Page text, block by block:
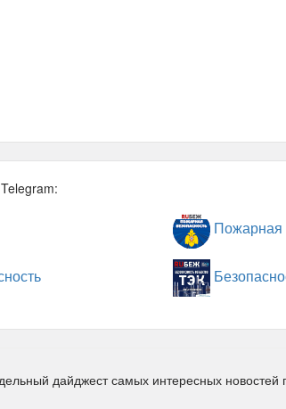
Пожарная
дайджест самых интересных